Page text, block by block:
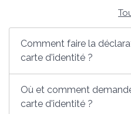
Comment faire la
carte d'identité ?
Où et comment
carte d'identité ?